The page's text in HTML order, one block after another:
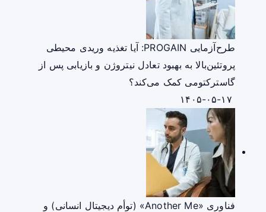
طرح‌آزمایی PROGAIN: آیا تغذیه وریدی محیطی
پروتئین‌بالا به بهبود تعادل نیتروژن و بازیابی پس از
گاسترکتومی کمک می‌کند؟
فناوری «Another Me» (توأم دیجیتال انسانی) و